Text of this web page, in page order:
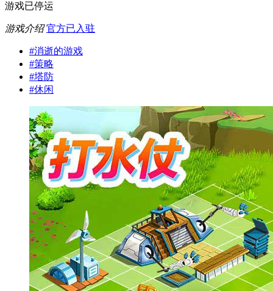
游戏已停运
游戏介绍 官方已入驻
#消逝的游戏
#策略
#塔防
#休闲